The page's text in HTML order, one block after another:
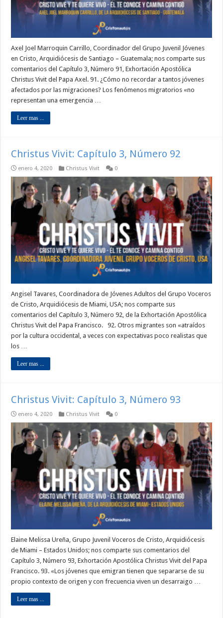
Axel Joel Marroquin Carrillo, Coordinador del Grupo Juvenil Jóvenes
en Cristo, Arquidiócesis de Santiago – Guatemala; nos comparte sus
comentarios del Capítulo 3, Número 91, Exhortación Apostólica
Christus Vivit del Papa Axel. 91. ¿Cómo no recordar a tantos jóvenes
afectados por las migraciones? Los fenómenos migratorios «no
representan una emergencia …
Leer mas ...
Christus Vivit: Capítulo 3, Número 92
enero 4, 2020 Christus Vivit 0
Angisel Tavares, Coordinadora de Jóvenes Adultos del Grupo Voceros
de Cristo, Arquidiócesis de Miami, USA; nos comparte sus
comentarios del Capítulo 3, Número 92, de la Exhortación Apostólica
Christus Vivit del Papa Francisco. 92. Otros migrantes son «atraídos
por la cultura occidental, a veces con expectativas poco realistas que
los …
Leer mas ...
Christus Vivit: Capítulo 3, Número 93
enero 4, 2020 Christus Vivit 0
Elaine Melissa Ureña, Grupo Juvenil Voceros de Cristo, Arquidiócesis
de Miami – Estados Unidos; nos comparte sus comentarios del
Capítulo 3, Número 93, Exhortación Apostólica Christus Vivit del Papa
Francisco. 93. «Los jóvenes que emigran tienen que separarse de su
propio contexto de origen y con frecuencia viven un desarraigo …
Leer mas ...